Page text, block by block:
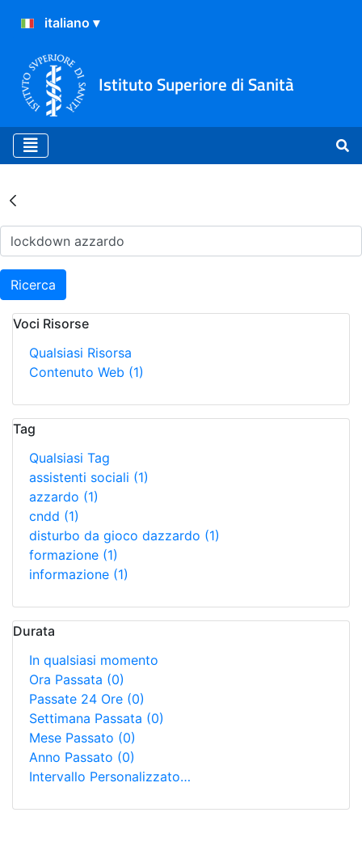
Istituto Superiore di Sanità
Risultati della Ricerca -
Ricerca
Voci Risorse
Qualsiasi Risorsa
Contenuto Web (1)
Tag
Qualsiasi Tag
assistenti sociali (1)
azzardo (1)
cndd (1)
disturbo da gioco dazzardo (1)
formazione (1)
informazione (1)
Durata
In qualsiasi momento
Ora Passata (0)
Passate 24 Ore (0)
Settimana Passata (0)
Mese Passato (0)
Anno Passato (0)
Intervallo Personalizzato…